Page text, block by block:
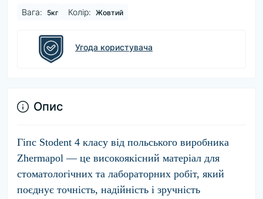
Вага: 5кг Колір: Жовтий
Угода користувача
Опис
Гіпс Stodent 4 класу від польського виробника
Zhermapol — це високоякісний матеріал для
стоматологічних та лабораторних робіт, який
поєднує точність, надійність і зручність